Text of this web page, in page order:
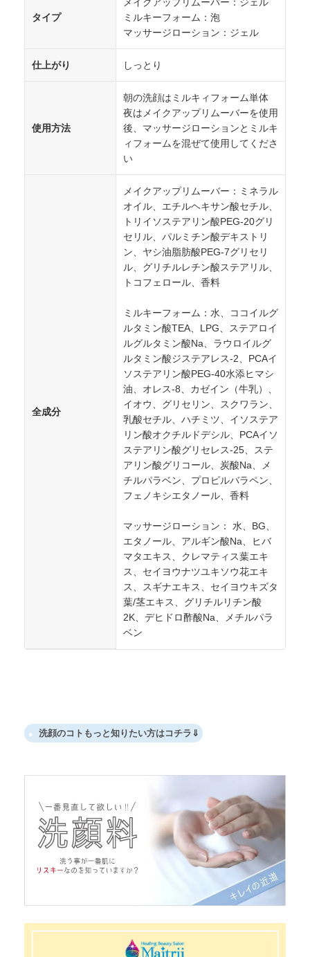
タイプ
メイクアップリムーバー：ジェル
ミルキーフォーム：泡
マッサージローション：ジェル
仕上がり しっとり
使用方法
朝の洗顔はミルキィフォーム単体
夜はメイクアップリムーバーを使用
後、マッサージローションとミルキ
ィフォームを混ぜて使用してくださ
い
全成分
メイクアップリムーバー：ミネラル
オイル、エチルヘキサン酸セチル、
トリイソステアリン酸PEG-20グリ
セリル、パルミチン酸デキストリ
ン、ヤシ油脂肪酸PEG-7グリセリ
ル、グリチルレチン酸ステアリル、
トコフェロール、香料
ミルキーフォーム：水、ココイルグ
ルタミン酸TEA、LPG、ステアロイ
ルグルタミン酸Na、ラウロイルグ
ルタミン酸ジステアレス-2、PCAイ
ソステアリン酸PEG-40水添ヒマシ
油、オレス-8、カゼイン（牛乳）、
イオウ、グリセリン、スクワラン、
乳酸セチル、ハチミツ、イソステア
リン酸オクチルドデシル、PCAイソ
ステアリン酸グリセレス-25、ステ
アリン酸グリコール、炭酸Na、メ
チルパラベン、プロピルバラペン、
フェノキシエタノール、香料
マッサージローション： 水、BG、
エタノール、アルギン酸Na、ヒバ
マタエキス、クレマティス葉エキ
ス、セイヨウナツユキソウ花エキ
ス、スギナエキス、セイヨウキズタ
葉/茎エキス、グリチルリチン酸
2K、デヒドロ酢酸Na、メチルパラ
ベン
洗顔のコトもっと知りたい方はコチラ⇓